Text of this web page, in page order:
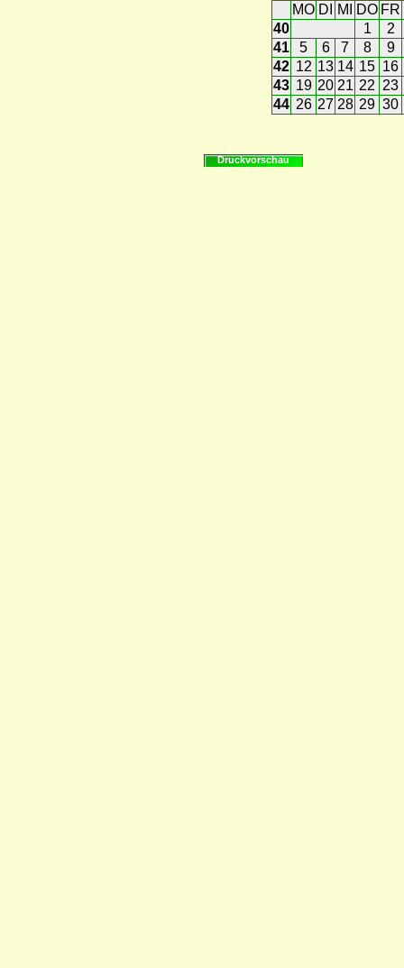
MO DI MI DO FR
40
1
2
41
5 6 7 8
9
42 12 13 14 15 16
43 19 20 21 22 23
44 26 27 28 29 30
Druckvorschau